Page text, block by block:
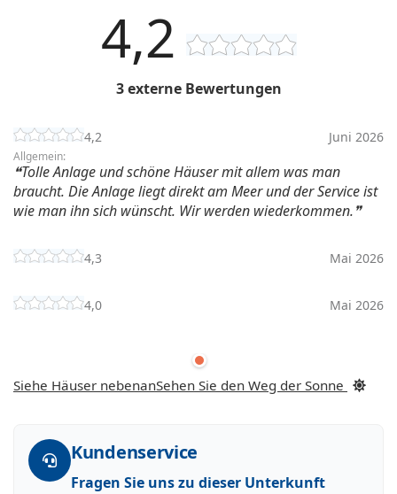
4,2
3 externe Bewertungen
4,2 Juni 2026
Allgemein:
Tolle Anlage und schöne Häuser mit allem was man
braucht. Die Anlage liegt direkt am Meer und der Service ist
wie man ihn sich wünscht. Wir werden wiederkommen.
4,3 Mai 2026
4,0 Mai 2026
Siehe Häuser nebenanSehen Sie den Weg der Sonne
Kundenservice
Fragen Sie uns zu dieser Unterkunft